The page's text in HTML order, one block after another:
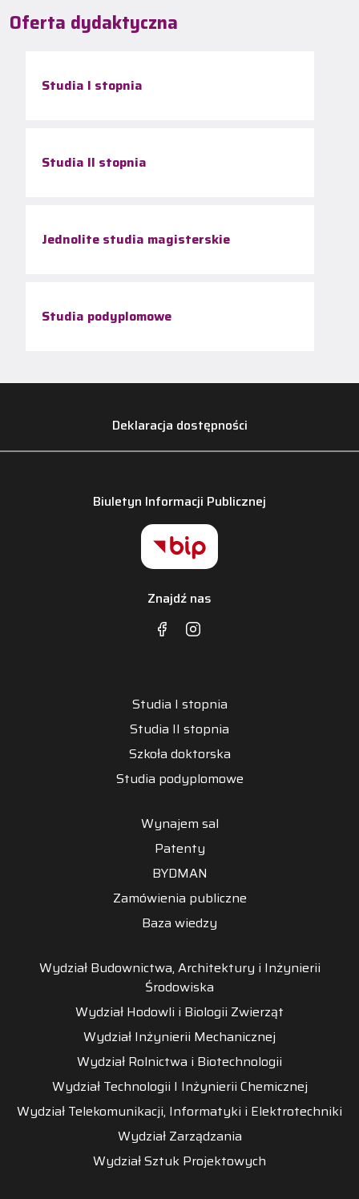
Oferta dydaktyczna
Studia I stopnia
Studia II stopnia
Jednolite studia magisterskie
Studia podyplomowe
Deklaracja dostępności
Biuletyn Informacji Publicznej
Znajdź nas
Studia I stopnia
Studia II stopnia
Szkoła doktorska
Studia podyplomowe
Wynajem sal
Patenty
BYDMAN
Zamówienia publiczne
Baza wiedzy
Wydział Budownictwa, Architektury i Inżynierii
Środowiska
Wydział Hodowli i Biologii Zwierząt
Wydział Inżynierii Mechanicznej
Wydział Rolnictwa i Biotechnologii
Wydział Technologii I Inżynierii Chemicznej
Wydział Telekomunikacji, Informatyki i Elektrotechniki
Wydział Zarządzania
Wydział Sztuk Projektowych